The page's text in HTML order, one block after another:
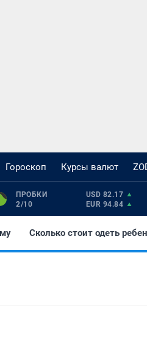
Гороскоп Курсы валют
ПРОБКИ
2/10
USD 82.17
EUR 94.84
Сколько стоит одеть